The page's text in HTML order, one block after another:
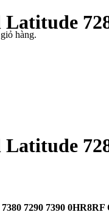
hàng.
7290 7390 0HR8RF